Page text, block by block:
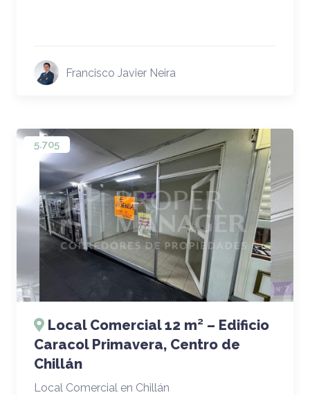
Francisco Javier Neira
5.705
Local Comercial 12 m² – Edificio
Caracol Primavera, Centro de
Chillán
Local Comercial en Chillán